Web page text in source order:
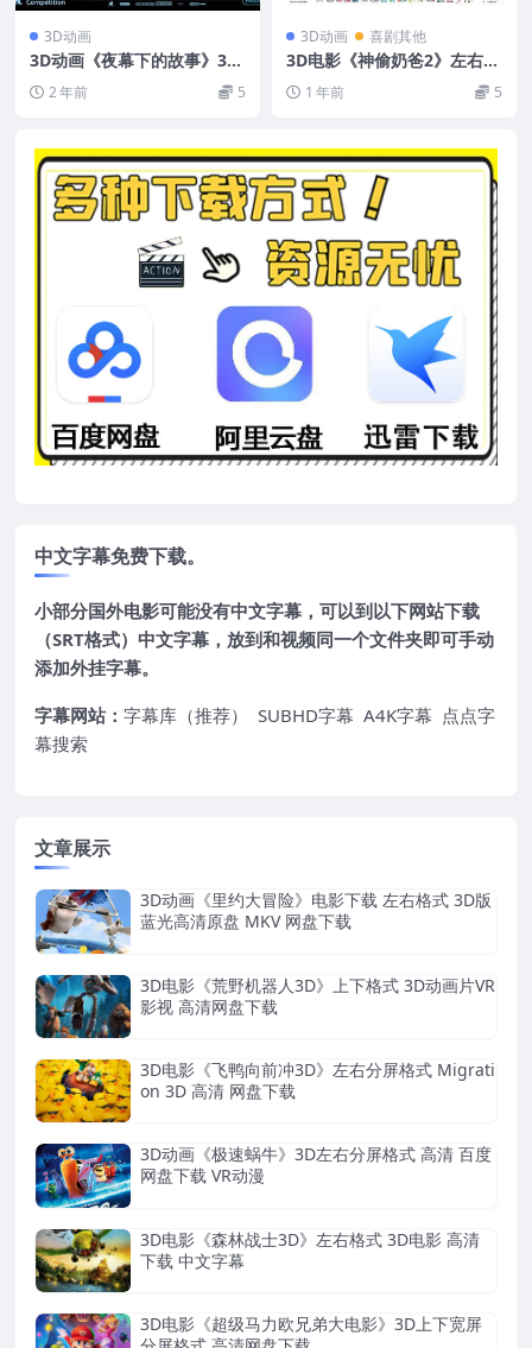
3D动画
3D动画《夜幕下的故事》3D
左右格式 高清 迅雷 下载
2 年前 5
3D动画 喜剧其他
3D电影《神偷奶爸2》左右3
D版下载 高清 国语字幕 网盘
下载 VR电影
1 年前 5
中文字幕免费下载。
小部分国外电影可能没有中文字幕，可以到以下网站下载
（SRT格式）中文字幕，放到和视频同一个文件夹即可手动
添加外挂字幕。
字幕网站： 字幕库（推荐） SUBHD字幕 A4K字幕 点点字
幕搜索
文章展示
3D动画《里约大冒险》电影下载 左右格式 3D版
蓝光高清原盘 MKV 网盘下载
3D电影《荒野机器人3D》上下格式 3D动画片VR
影视 高清网盘下载
3D电影《飞鸭向前冲3D》左右分屏格式 Migrati
on 3D 高清 网盘下载
3D动画《极速蜗牛》3D左右分屏格式 高清 百度
网盘下载 VR动漫
3D电影《森林战士3D》左右格式 3D电影 高清
下载 中文字幕
3D电影《超级马力欧兄弟大电影》3D上下宽屏